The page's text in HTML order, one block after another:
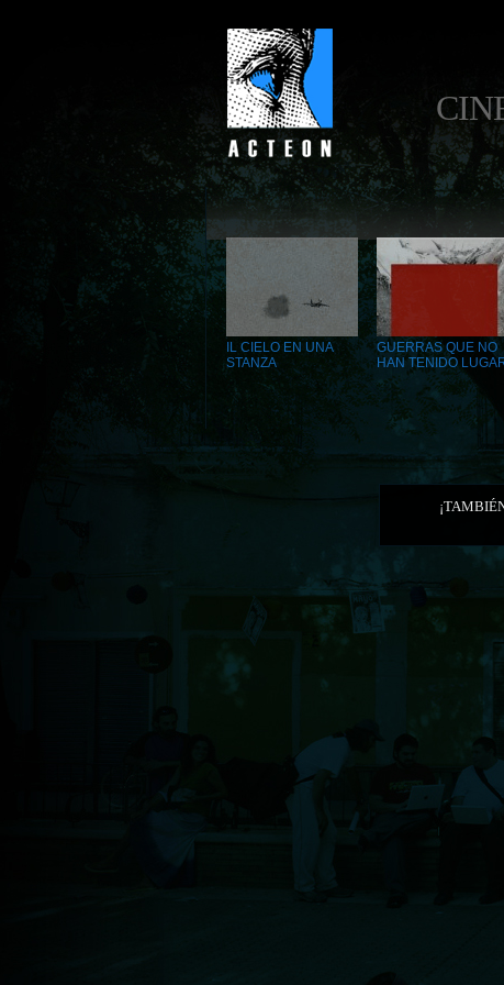
IL CIELO EN UNA
STANZA
GUERRAS QUE NO
HAN TENIDO